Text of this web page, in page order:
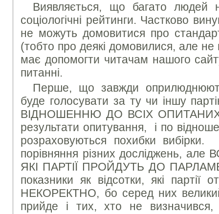
Виявляється, що багато людей
соціологічні рейтинги. Частково
не можуть домовитися про
(тобто про деякі домовилися, але
має допомогти читачам нашого
питанні.
Перше, що завжди
буде голосувати за ту чи іншу
ВІДНОШЕННЮ ДО ВСІХ
результати опитування, і по
розраховуються похибки
порівняння різних досліджень,
ЯКІ ПАРТІЇ ПРОЙДУТЬ ДО
показники як відсотки, які партії
НЕКОРЕКТНО, бо серед них
прийде і тих, хто не